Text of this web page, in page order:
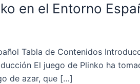
en el Entorno
Tabla de Contenidos
El juego de Plinko ha
de azar, que […]